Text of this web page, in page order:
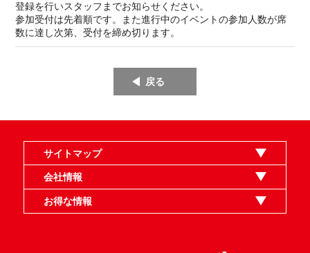
登録を行いスタッフまでお知らせください。
参加受付は先着順です。また進行中のイベントの参加人数が席
数に達し次第、受付を締め切ります。
戻る
サイトマップ
オンラインショップ
買取
記事
選手一覧
デッキ検索
デッキ構築
イベント・大会
店舗のご案内
お問い合わせ
ヘルプ
FAQ
会社情報
利用規約
スタッフ募集
特定商取引法表示
個人情報保護指針
企業情報
お得な情報